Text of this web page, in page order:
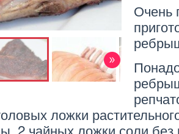
Очень
ложки
2 чайных ложки соли без